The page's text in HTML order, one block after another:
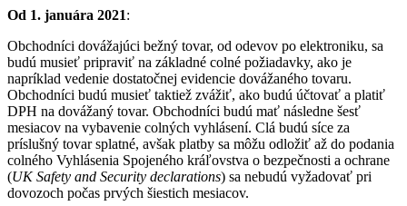
Od 1. januára 2021:
Obchodníci dovážajúci bežný tovar, od odevov po elektroniku, sa
budú musieť pripraviť na základné colné požiadavky, ako je
napríklad vedenie dostatočnej evidencie dovážaného tovaru.
Obchodníci budú musieť taktiež zvážiť, ako budú účtovať a platiť
DPH na dovážaný tovar. Obchodníci budú mať následne šesť
mesiacov na vybavenie colných vyhlásení. Clá budú síce za
príslušný tovar splatné, avšak platby sa môžu odložiť až do podania
colného Vyhlásenia Spojeného kráľovstva o bezpečnosti a ochrane
(UK Safety and Security declarations) sa nebudú vyžadovať pri
dovozoch počas prvých šiestich mesiacov.